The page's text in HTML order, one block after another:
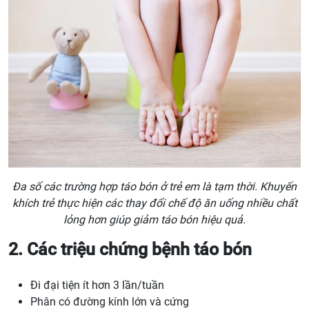
Đa số các trường hợp táo bón ở trẻ em là tạm thời. Khuyến
khích trẻ thực hiện các thay đổi chế độ ăn uống nhiều chất
lỏng hơn giúp giảm táo bón hiệu quả.
2. Các triệu chứng bệnh táo bón
Đi đại tiện ít hơn 3 lần/tuần
Phân có đường kính lớn và cứng